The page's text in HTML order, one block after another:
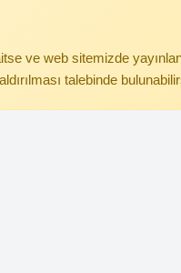
ve web sitemizde
talebinde